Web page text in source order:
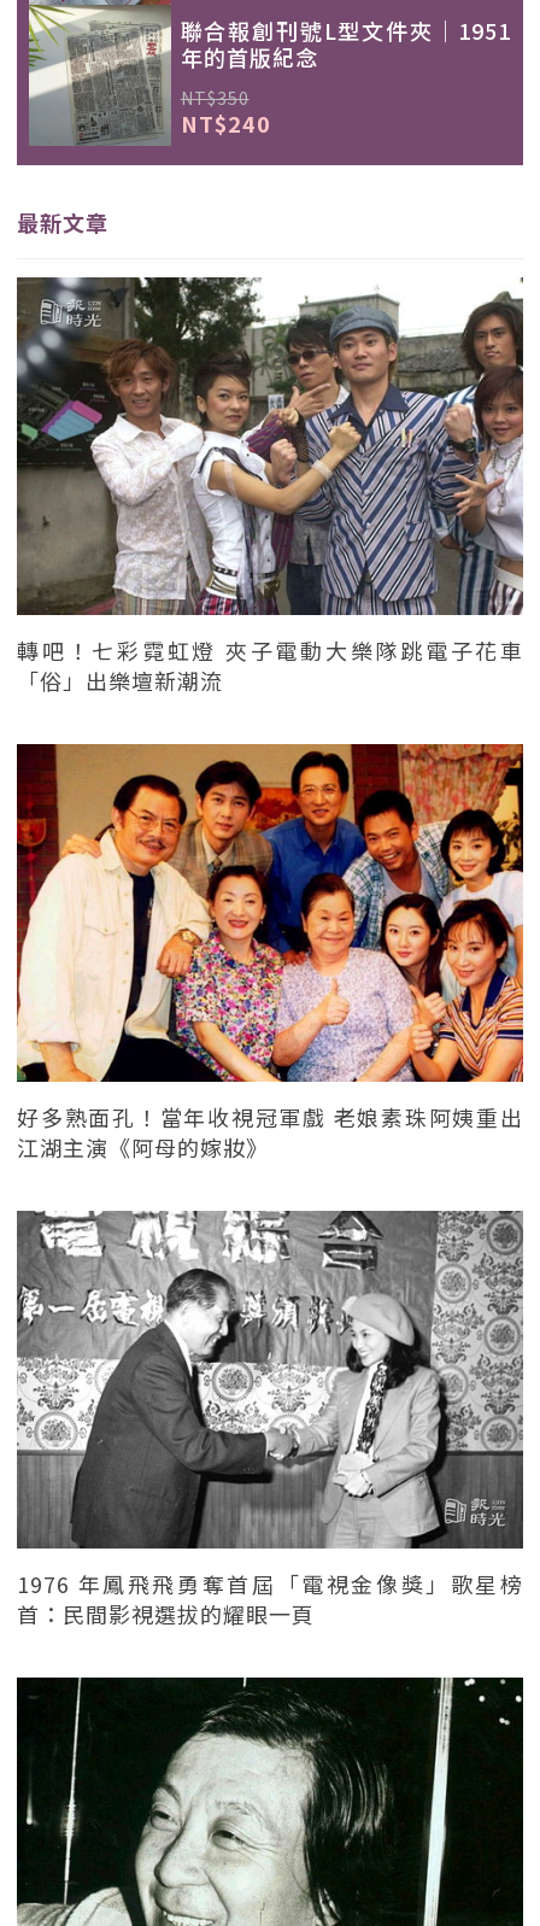
聯合報創刊號L型文件夾｜1951
年的首版紀念
NT$350
NT$240
最新文章
轉吧！七彩霓虹燈 夾子電動大樂隊跳電子花車
「俗」出樂壇新潮流
好多熟面孔！當年收視冠軍戲 老娘素珠阿姨重出
江湖主演《阿母的嫁妝》
1976 年鳳飛飛勇奪首屆「電視金像獎」歌星榜
首：民間影視選拔的耀眼一頁